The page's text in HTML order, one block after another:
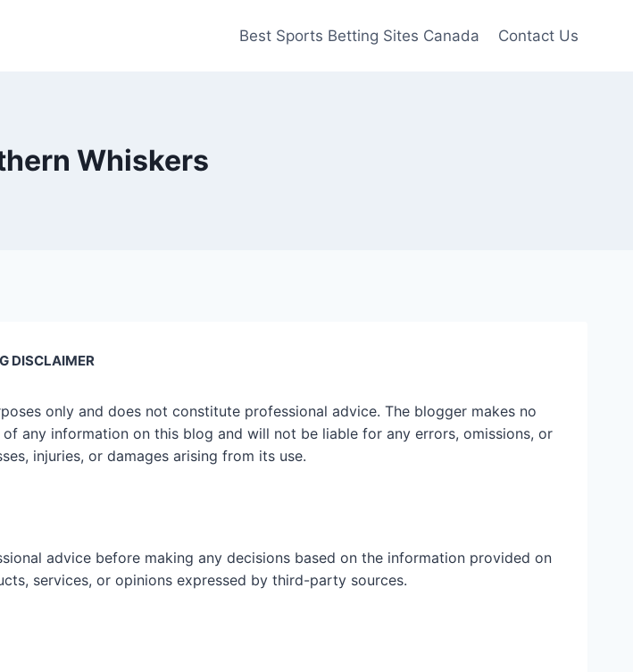
Best Sports Betting Sites Canada Contact Us
Whiskers
DISCLAIMER
only and does not constitute professional advice. The blogger makes no
any information on this blog and will not be liable for any errors, omissions, or
injuries, or damages arising from its use.
advice before making any decisions based on the information provided on
services, or opinions expressed by third-party sources.